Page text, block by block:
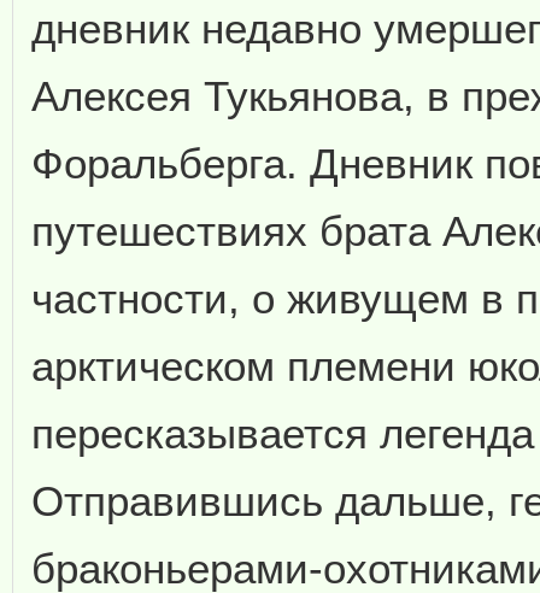
дневник недавно
Алексея Тукьянова, в
Форальберга. Дневник
путешествиях брата
частности, о живущем в
арктическом племени
пересказывается
Отправившись дальше,
браконьерами-